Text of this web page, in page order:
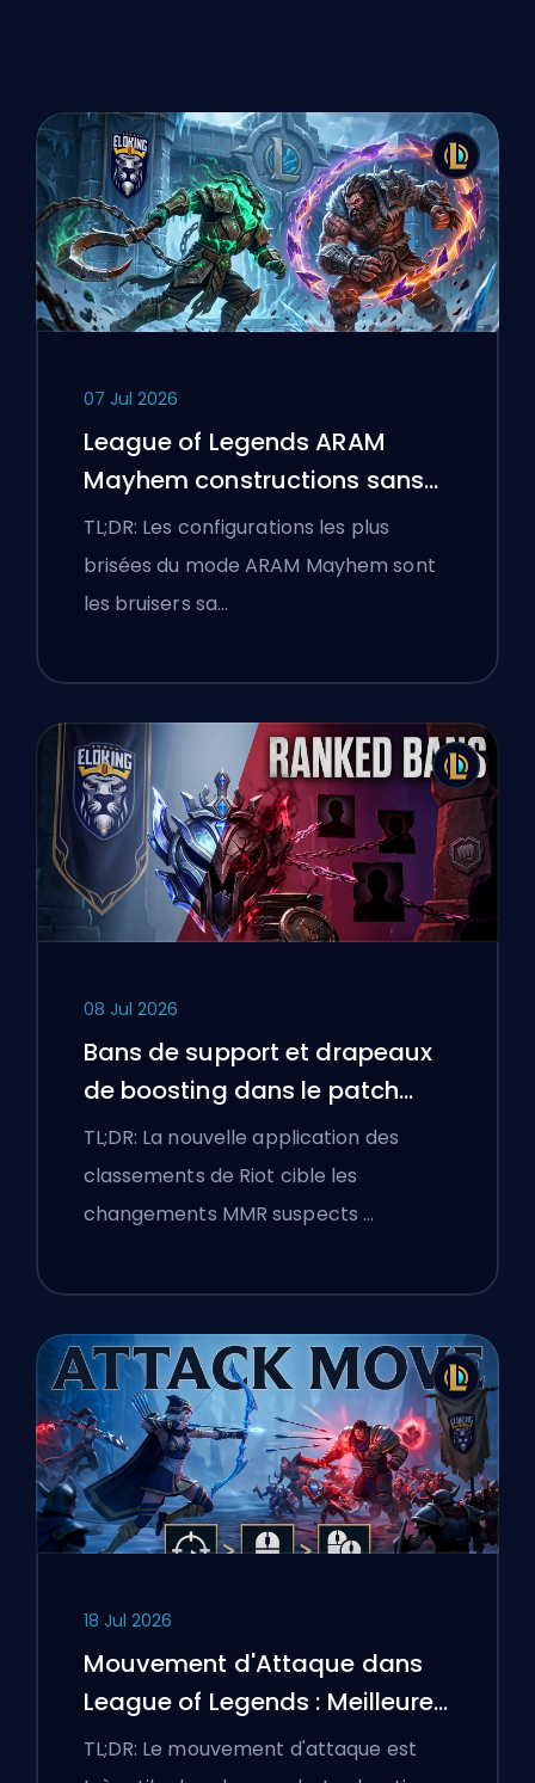
07 Jul 2026
League of Legends ARAM
Mayhem constructions sans
bottes
TL;DR: Les configurations les plus
brisées du mode ARAM Mayhem sont
les bruisers sa…
08 Jul 2026
Bans de support et drapeaux
de boosting dans le patch
25.18 de League of Legends
TL;DR: La nouvelle application des
classements de Riot cible les
changements MMR suspects …
18 Jul 2026
Mouvement d'Attaque dans
League of Legends : Meilleures
Configurations
TL;DR: Le mouvement d'attaque est